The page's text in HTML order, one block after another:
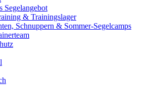
Segelangebot
& Trainingslager
Schnuppern & Sommer-Segelcamps